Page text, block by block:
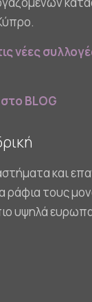
νέες
BLOG
και
ράφια τους
υψηλά